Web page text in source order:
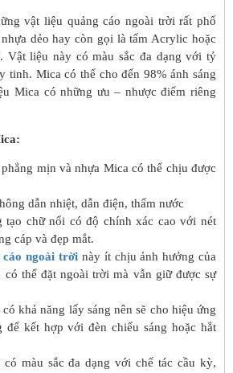
vật liệu quảng cáo ngoài trời rất phổ
dẻo hay còn gọi là tấm Acrylic hoặc
Vật liệu này có màu sắc đa dạng với tỷ
tinh. Mica có thể cho đến 98% ánh sáng
Mica có những ưu – nhược điểm riêng
mịn và nhựa Mica có thể chịu được
dẫn nhiệt, dẫn điện, thấm nước
tạo chữ nổi có độ chính xác cao với nét
cáp và đẹp mắt.
cáo ngoài trời này ít chịu ảnh hưởng của
có thể đặt ngoài trời mà vẫn giữ được sự
khả năng lấy sáng nên sẽ cho hiệu ứng
để kết hợp với đèn chiếu sáng hoặc hắt
màu sắc đa dạng với chế tác cầu kỳ,